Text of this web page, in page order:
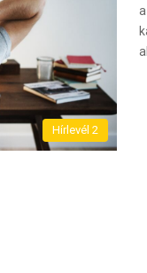
Hírlevél 2